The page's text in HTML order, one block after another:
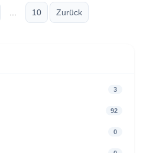
... 10 Zurück
3
92
0